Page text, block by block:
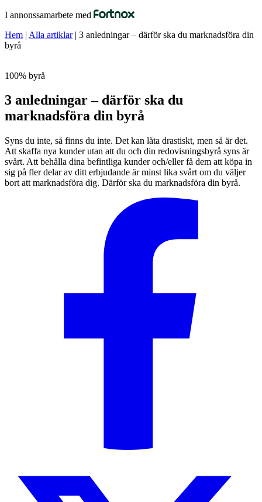
I annonssamarbete med
Hem | Alla artiklar| 3 anledningar – därför ska du marknadsföra din
byrå
100% byrå
3 anledningar – därför ska du
marknadsföra din byrå
Syns du inte, så finns du inte. Det kan låta drastiskt, men så är det.
Att skaffa nya kunder utan att du och din redovisningsbyrå syns är
svårt. Att behålla dina befintliga kunder och/eller få dem att köpa in
sig på fler delar av ditt erbjudande är minst lika svårt om du väljer
bort att marknadsföra dig. Därför ska du marknadsföra din byrå.